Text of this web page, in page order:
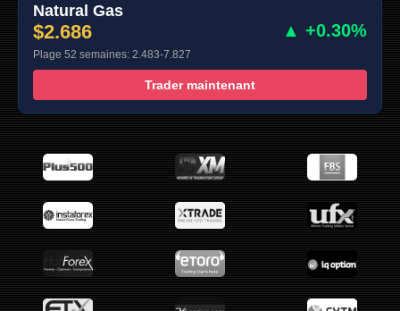
Natural Gas
$2.686 ▲ +0.30%
Plage 52 semaines: 2.483-7.827
Trader maintenant